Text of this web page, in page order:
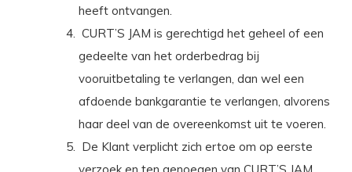
heeft ontvangen.
CURT’S JAM is gerechtigd het geheel of een
gedeelte van het orderbedrag bij
vooruitbetaling te verlangen, dan wel een
afdoende bankgarantie te verlangen, alvorens
haar deel van de overeenkomst uit te voeren.
De Klant verplicht zich ertoe om op eerste